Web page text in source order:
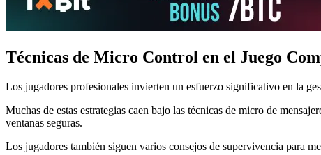
Técnicas de Micro Control en el Juego
Los jugadores profesionales invierten un esfuerzo significativo en la
Muchas de estas estrategias caen bajo las técnicas de micro de
ventanas seguras.
Los jugadores también siguen varios consejos de supervivencia para